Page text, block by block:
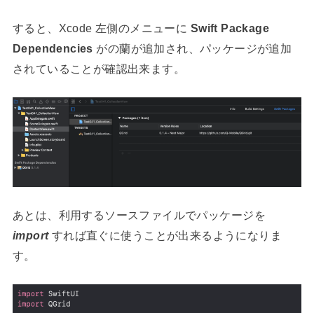
すると、Xcode 左側のメニューに Swift Package
Dependencies がの蘭が追加され、パッケージが追加
されていることが確認出来ます。
あとは、利用するソースファイルでパッケージを
importすれば直ぐに使うことが出来るようになりま
す。